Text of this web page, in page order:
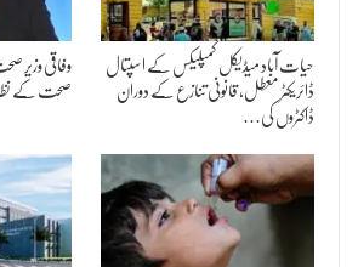
حیات آباد میڈیکل کمپلیکس کے اسپتال
ڈائریکٹر معطل، قانونی تنازع کے دوران
ڈاکٹروں کی…
وفاقی وزیر
صحت کے